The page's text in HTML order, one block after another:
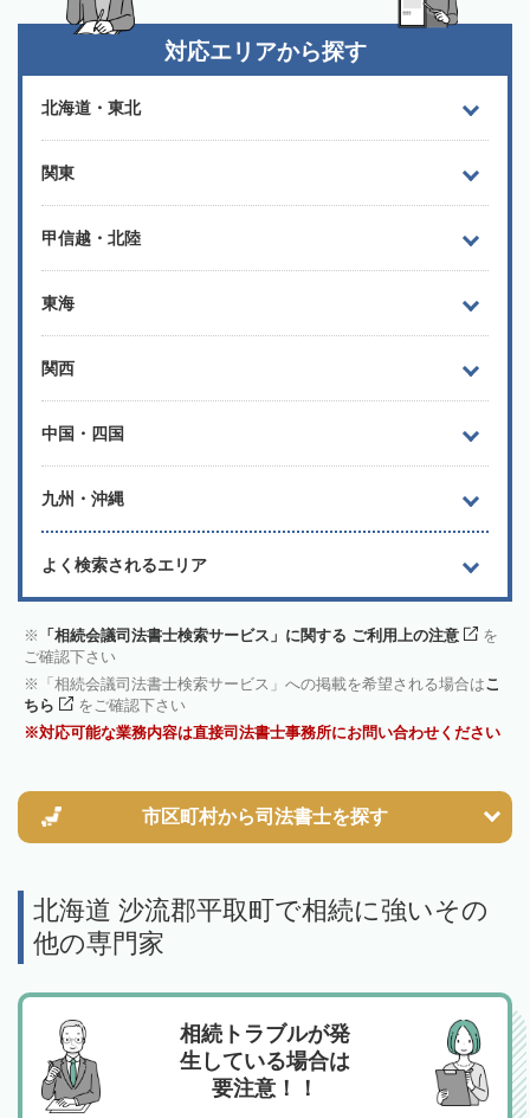
対応エリアから探す
北海道・東北
関東
甲信越・北陸
東海
関西
中国・四国
九州・沖縄
よく検索されるエリア
「相続会議司法書士検索サービス」に関する ご利用上の注意
を
ご確認下さい
「相続会議司法書士検索サービス」への掲載を希望される場合はこ
ちら
をご確認下さい
対応可能な業務内容は直接司法書士事務所にお問い合わせください
市区町村から司法書士を探す
北海道 沙流郡平取町で相続に強いその
他の専門家
相続トラブルが発
生している場合は
要注意！！